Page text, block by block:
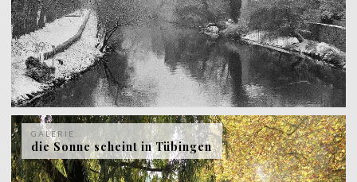
GALERIE
die Sonne scheint in Tübingen